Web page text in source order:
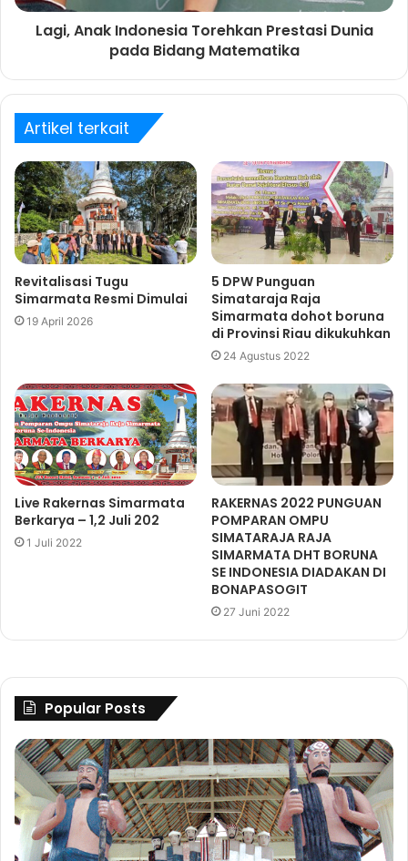
Lagi, Anak Indonesia Torehkan Prestasi Dunia
pada Bidang Matematika
Artikel terkait
Revitalisasi Tugu
Simarmata Resmi Dimulai
19 April 2026
5 DPW Punguan
Simataraja Raja
Simarmata dohot boruna
di Provinsi Riau dikukuhkan
24 Agustus 2022
Live Rakernas Simarmata
Berkarya – 1,2 Juli 202
1 Juli 2022
RAKERNAS 2022 PUNGUAN
POMPARAN OMPU
SIMATARAJA RAJA
SIMARMATA DHT BORUNA
SE INDONESIA DIADAKAN DI
BONAPASOGIT
27 Juni 2022
Popular Posts